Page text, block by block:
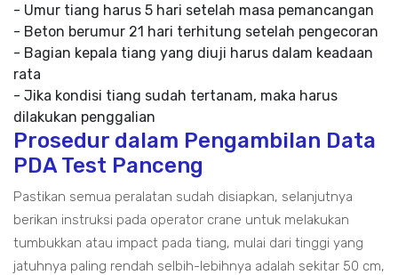
- Umur tiang harus 5 hari setelah masa pemancangan
- Beton berumur 21 hari terhitung setelah pengecoran
- Bagian kepala tiang yang diuji harus dalam keadaan
rata
- Jika kondisi tiang sudah tertanam, maka harus
dilakukan penggalian
Prosedur dalam Pengambilan Data
PDA Test Panceng
Pastikan semua peralatan sudah disiapkan, selanjutnya
berikan instruksi pada operator crane untuk melakukan
tumbukkan atau impact pada tiang, mulai dari tinggi yang
jatuhnya paling rendah selbih-lebihnya adalah sekitar 50 cm,